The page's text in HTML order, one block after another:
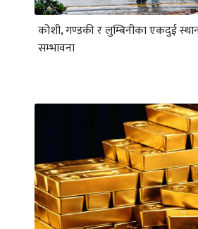
कोशी, गण्डकी र लुम्बिनीका एकदुई
सम्भावना